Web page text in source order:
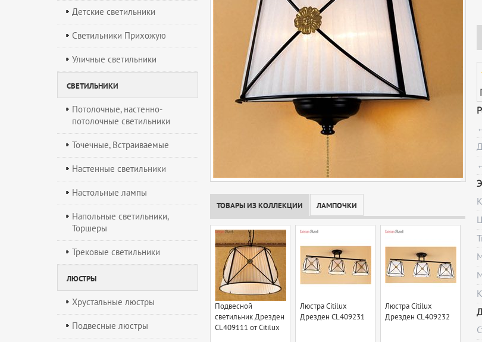
Детские светильники
Светильники Прихожую
Уличные светильники
СВЕТИЛЬНИКИ
Потолочные, настенно-
потолочные светильники
Точечные, Встраиваемые
Настенные светильники
Настольные лампы
Напольные светильники,
Торшеры
Трековые светильники
ЛЮСТРЫ
Хрустальные люстры
Подвесные люстры
ТОВАРЫ ИЗ КОЛЛЕКЦИИ ЛАМПОЧКИ
Подвесной
светильник Дрезден
CL409111 от Citilux
Люстра Citilux
Дрезден CL409231
Люстра Citilux
Дрезден CL409232